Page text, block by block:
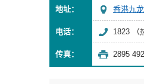
地址： 香港九
电话： 1823 （
传真： 2895